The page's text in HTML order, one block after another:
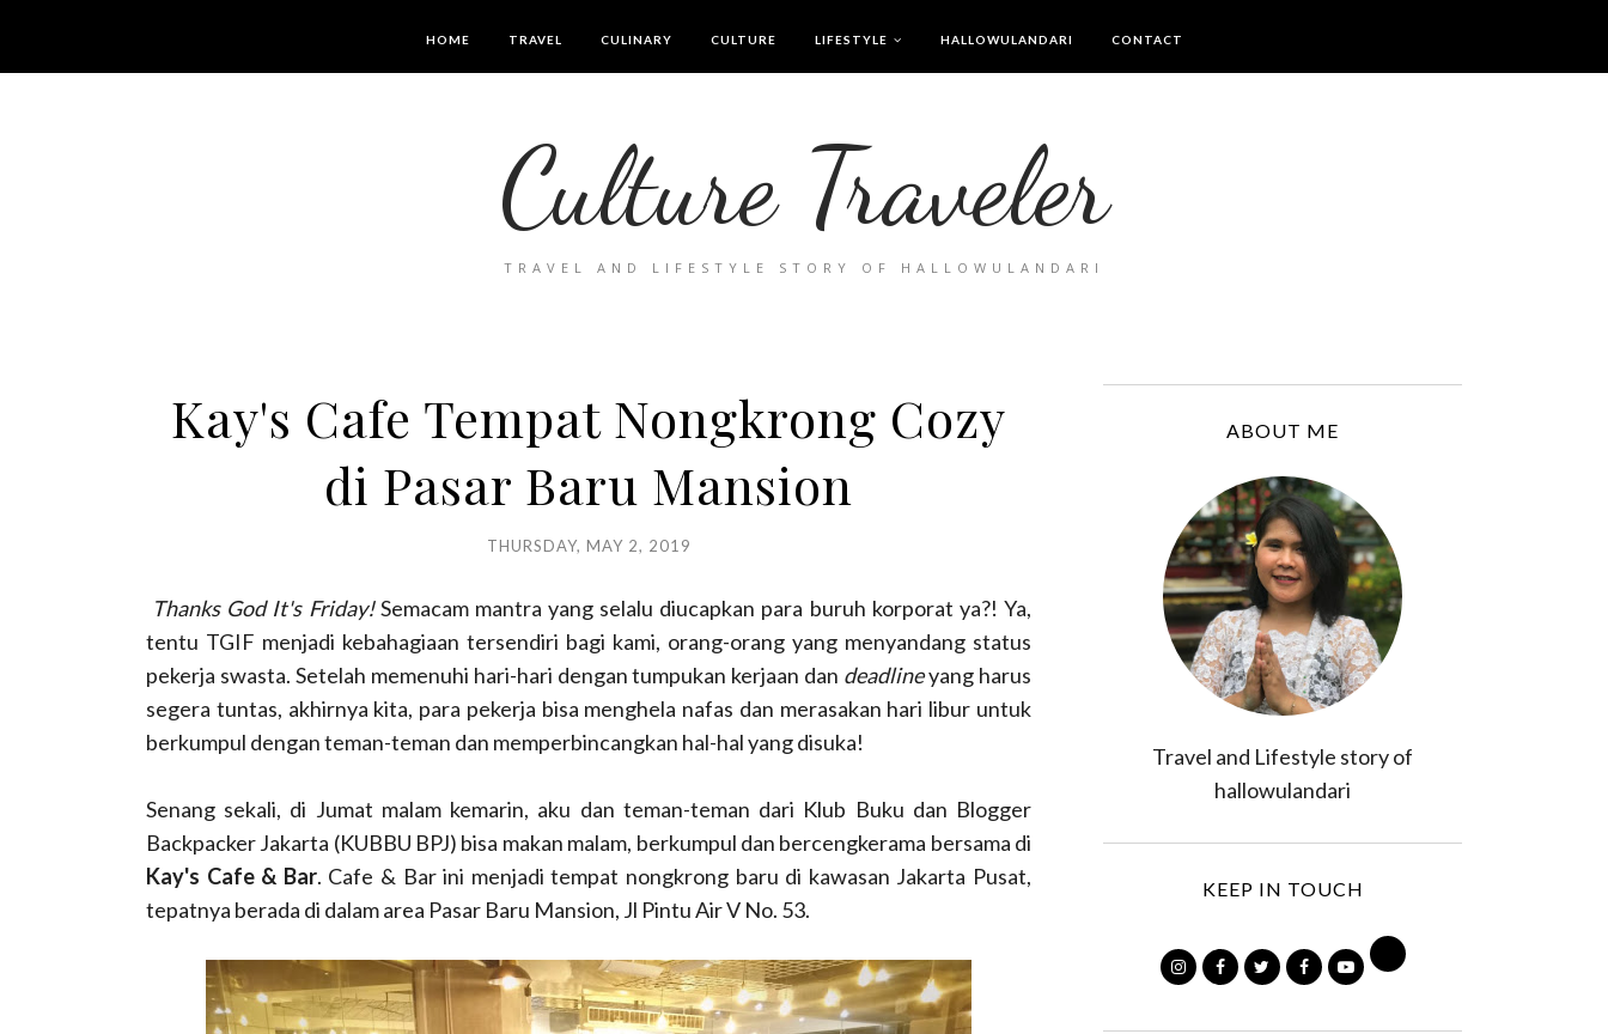
HOME TRAVEL CULINARY CULTURE LIFESTYLE HALLOWULANDARI CONTACT
Culture Traveler
TRAVEL AND LIFESTYLE STORY OF HALLOWULANDARI
Kay's Cafe Tempat Nongkrong Cozy
di Pasar Baru Mansion
THURSDAY, MAY 2, 2019
Thanks God It's Friday!Semacam mantra yang selalu diucapkan para buruh korporat ya?! Ya,
tentu TGIF menjadi kebahagiaan tersendiri bagi kami, orang-orang yang menyandang status
pekerja swasta. Setelah memenuhi hari-hari dengan tumpukan kerjaan dan deadlineyang harus
segera tuntas, akhirnya kita, para pekerja bisa menghela nafas dan merasakan hari libur untuk
berkumpul dengan teman-teman dan memperbincangkan hal-hal yang disuka!
Senang sekali, di Jumat malam kemarin, aku dan teman-teman dari Klub Buku dan Blogger
Backpacker Jakarta (KUBBU BPJ) bisa makan malam, berkumpul dan bercengkerama bersama di
Kay's Cafe & Bar. Cafe & Bar ini menjadi tempat nongkrong baru di kawasan Jakarta Pusat,
tepatnya berada di dalam area Pasar Baru Mansion, Jl Pintu Air V No. 53.
ABOUT ME
Travel and Lifestyle story of
hallowulandari
KEEP IN TOUCH